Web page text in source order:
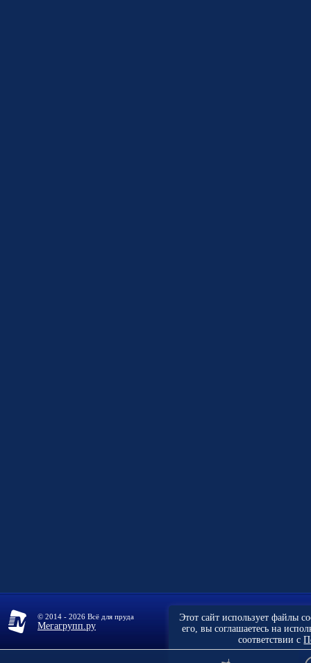
Этот сайт использует файлы
его, вы соглашаетесь на
соответствии с
© 2014 - 2026 Всё для пруда
Мегагрупп.ру